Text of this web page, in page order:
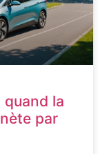
la
par